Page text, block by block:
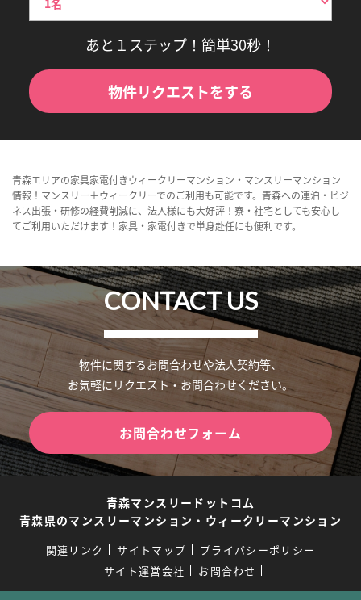
あと１ステップ！簡単30秒！
物件リクエストをする
青森エリアの家具家電付きウィークリーマンション・マンスリーマンション
情報！マンスリー＋ウィークリーでのご利用も可能です。青森への連泊・ビジ
ネス出張・研修の経費削減に、法人様にも大好評！寮・社宅としても安心し
てご利用いただけます！家具・家電付きで単身赴任にも便利です。
CONTACT US
物件に関するお問合わせや法人契約等、
お気軽にリクエスト・お問合わせください。
お問合わせフォーム
青森マンスリードットコム
青森県のマンスリーマンション・ウィークリーマンション
関連リンク サイトマップ
プライバシーポリシー
サイト運営会社
お問合わせ